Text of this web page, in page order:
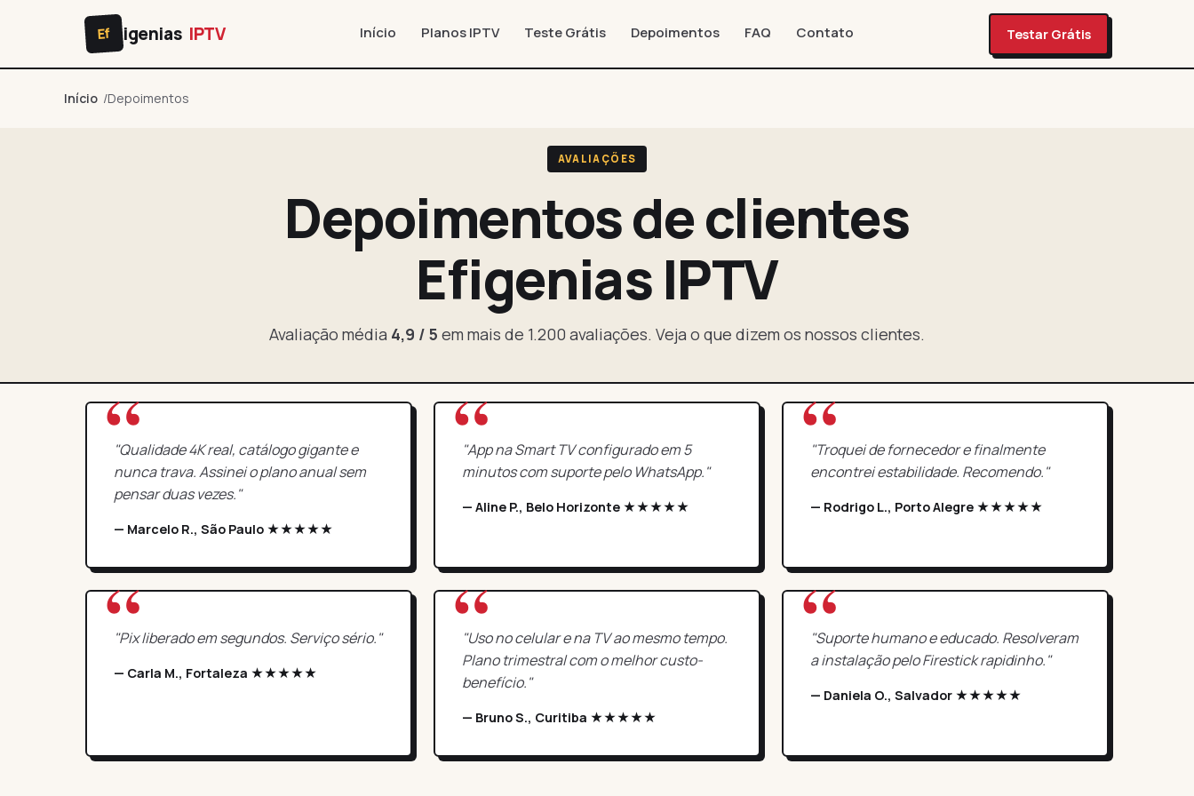
Ef igenias IPTV Início Planos IPTV Teste Grátis Depoimentos FAQ Contato Testar Grátis
Início Depoimentos
AVALIAÇÕES
Depoimentos de clientes
Efigenias IPTV
Avaliação média 4,9 / 5 em mais de 1.200 avaliações. Veja o que dizem os nossos clientes.
"Qualidade 4K real, catálogo gigante e
nunca trava. Assinei o plano anual sem
pensar duas vezes."
— Marcelo R., São Paulo ★★★★★
"App na Smart TV configurado em 5
minutos com suporte pelo WhatsApp."
— Aline P., Belo Horizonte ★★★★★
"Troquei de fornecedor e finalmente
encontrei estabilidade. Recomendo."
— Rodrigo L., Porto Alegre ★★★★★
"Pix liberado em segundos. Serviço sério."
— Carla M., Fortaleza ★★★★★
"Uso no celular e na TV ao mesmo tempo.
Plano trimestral com o melhor custo-
benefício."
— Bruno S., Curitiba ★★★★★
"Suporte humano e educado. Resolveram
a instalação pelo Firestick rapidinho."
— Daniela O., Salvador ★★★★★